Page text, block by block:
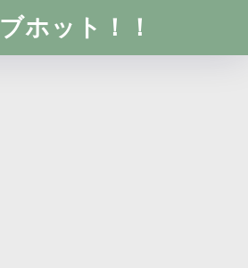
ホット！！